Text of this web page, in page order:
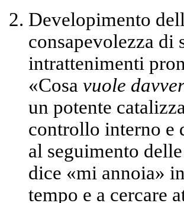
Developimento
consapevolezza di
intrattenimenti
«Cosa vuole
un potente
controllo interno e
al seguimento
dice «mi annoia»
tempo e a cercare